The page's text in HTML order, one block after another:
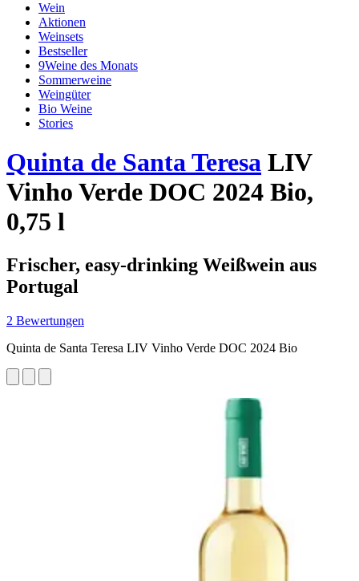
Wein
Aktionen
Weinsets
Bestseller
9Weine des Monats
Sommerweine
Weingüter
Bio Weine
Stories
Quinta de Santa Teresa LIV
Vinho Verde DOC 2024 Bio,
0,75 l
Frischer, easy-drinking Weißwein aus
Portugal
2 Bewertungen
Quinta de Santa Teresa LIV Vinho Verde DOC 2024 Bio